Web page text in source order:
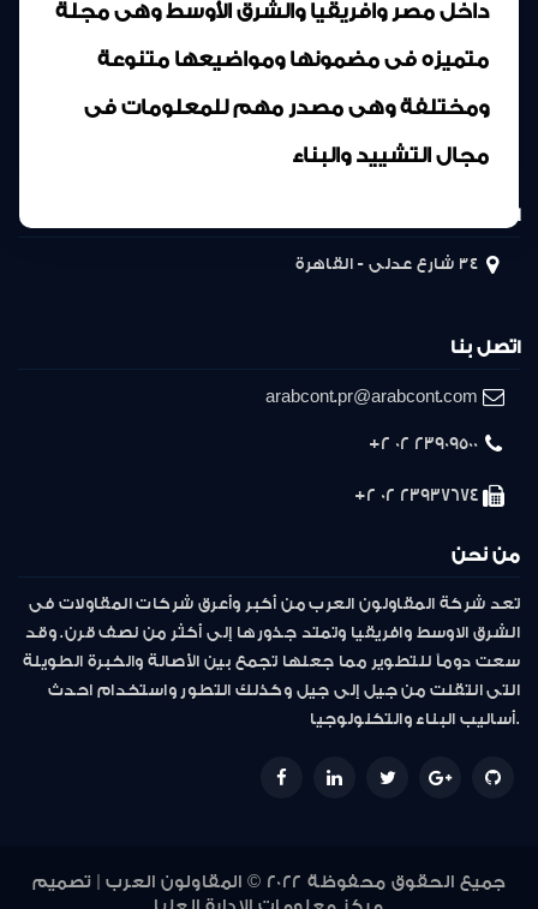
داخل مصر وافريقيا والشرق الأوسط وهى مجلة
متميزه فى مضمونها ومواضيعها متنوعة
ومختلفة وهى مصدر مهم للمعلومات فى
مجال التشييد والبناء
34 شارع عدلى - القاهرة
اتصل بنا
arabcont.pr@arabcont.com
23909500 02 2+
23937674 02 2+
من نحن
تعد شركة المقاولون العرب من أكبر وأعرق شركات المقاولات فى
الشرق الاوسط وافريقيا وتمتد جذورها إلى أكثر من نصف قرن. وقد
سعت دوماً للتطوير مما جعلها تجمع بين الأصالة والخبرة الطويلة
التى انتقلت من جيل إلى جيل وكذلك التطور واستخدام احدث
أساليب البناء والتكنولوجيا.
جميع الحقوق محفوظة 2022 © المقاولون العرب | تصميم